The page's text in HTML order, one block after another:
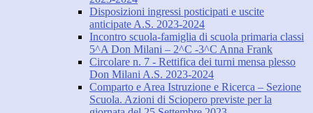
Disposizioni ingressi posticipati e uscite
anticipate A.S. 2023-2024
Incontro scuola-famiglia di scuola primaria classi
5^A Don Milani – 2^C -3^C Anna Frank
Circolare n. 7 - Rettifica dei turni mensa plesso
Don Milani A.S. 2023-2024
Comparto e Area Istruzione e Ricerca – Sezione
Scuola. Azioni di Sciopero previste per la